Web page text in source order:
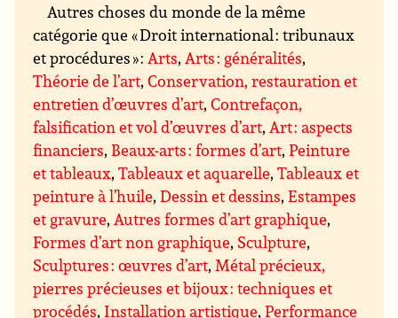
Autres choses du monde de la même
catégorie que « Droit international : tribunaux
et procédures » :Arts,Arts : généralités,
Théorie de l’art,Conservation, restauration et
entretien d’œuvres d’art,Contrefaçon,
falsification et vol d’œuvres d’art,Art : aspects
financiers, Beaux-arts : formes d’art,Peinture
et tableaux,Tableaux et aquarelle,Tableaux et
peinture à l’huile,Dessin et dessins,Estampes
et gravure,Autres formes d’art graphique,
Formes d’art non graphique, Sculpture,
Sculptures : œuvres d’art,Métal précieux,
pierres précieuses et bijoux : techniques et
procédés, Installation artistique,Performance